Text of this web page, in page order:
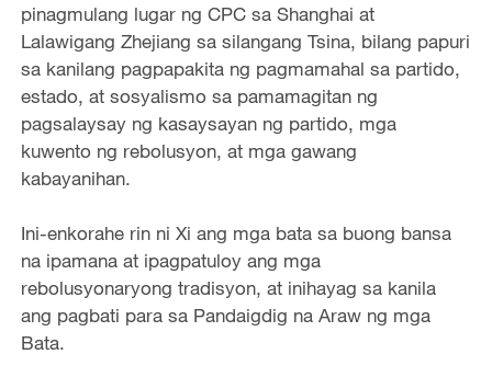
pinagmulang lugar ng CPC sa Shanghai at
Lalawigang Zhejiang sa silangang Tsina, bilang papuri
sa kanilang pagpapakita ng pagmamahal sa partido,
estado, at sosyalismo sa pamamagitan ng
pagsalaysay ng kasaysayan ng partido, mga
kuwento ng rebolusyon, at mga gawang
kabayanihan.
Ini-enkorahe rin ni Xi ang mga bata sa buong bansa
na ipamana at ipagpatuloy ang mga
rebolusyonaryong tradisyon, at inihayag sa kanila
ang pagbati para sa Pandaigdig na Araw ng mga
Bata.